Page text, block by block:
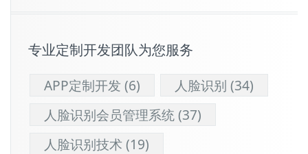
专业定制开发团队为您服务
APP定制开发 (6) 人脸识别 (34)
人脸识别会员管理系统(37)
人脸识别技术(19)